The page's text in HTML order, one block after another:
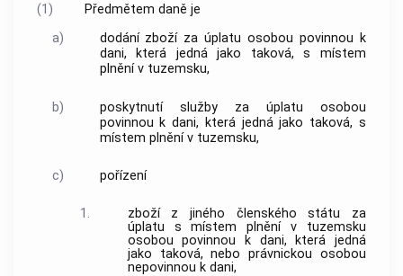
(1)
Předmětem daně je
a)
dodání zbožíza úplatu osobou povinnou k
dani, která jedná jako taková, s místem
plnění v tuzemsku,
b) poskytnutí službyza úplatu osobou
povinnou k dani, která jedná jako taková, s
místem plnění v tuzemsku,
c) pořízení
1. zboží zjiného členského státu za
úplatu s místem plnění v tuzemsku
osobou povinnou k dani, která jedná
jako taková, nebo právnickou osobou
nepovinnou k dani,